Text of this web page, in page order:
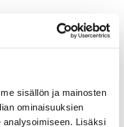
sisällön ja mainosten
ominaisuuksien
Lisäksi
järjestetään illan
joten aulatiloissa voi
ja piparjuurella